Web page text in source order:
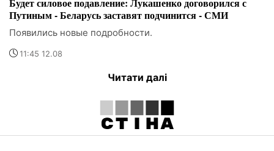
Путиным - Беларусь заставят подчинится - СМИ
Появились новые подробности.
11:45 12.08
Читати далі